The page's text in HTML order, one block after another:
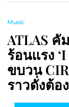
Music
ATLAS คั
ร้อนแรง
ขบวน
ราวดั่งต้อ